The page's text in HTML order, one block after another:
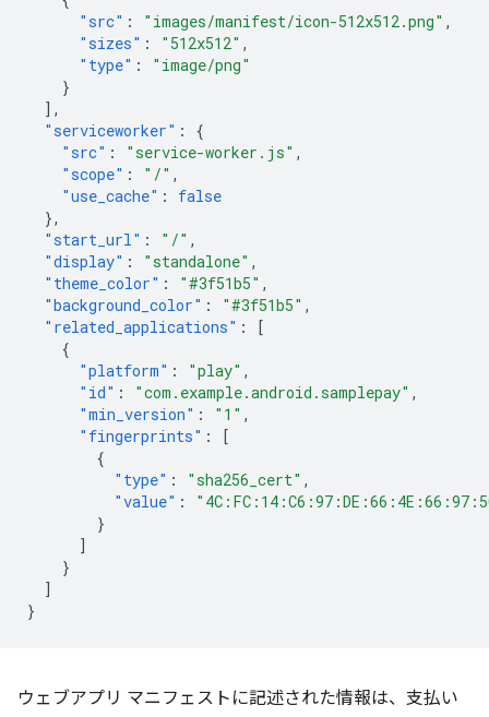
"src" : "images/manifest/icon-512x512.png" ,
"sizes" : "512x512" ,
"type" :
"image/png"
}
],
"serviceworker" :
{
"src" : "service-worker.js" ,
"scope" : "/" ,
"use_cache" :
false
},
"start_url" : "/" ,
"display" : "standalone" ,
"theme_color" : "#3f51b5" ,
"background_color" : "#3f51b5" ,
"related_applications" :
[
{
"platform" : "play" ,
"id" : "com.example.android.samplepay" ,
"min_version" : "1" ,
"fingerprints" :
[
{
"type" : "sha256_cert" ,
"value" :
}
]
}
]
}
ウェブアプリ マニフェストに記述された情報は、支払い